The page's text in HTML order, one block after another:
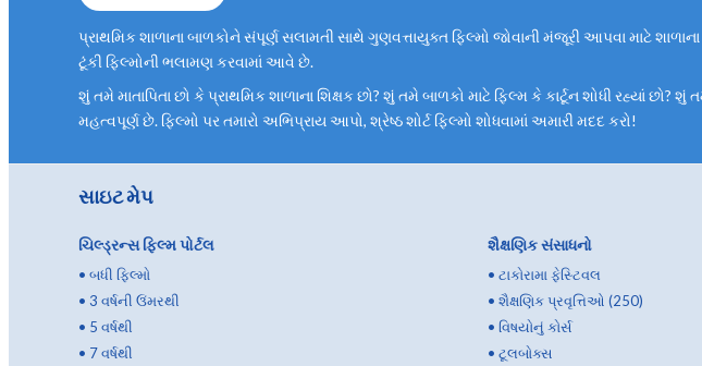
પ્રાથમિક શાળાના બાળકોને સંપૂર્ણ સલામતી સાથે ગુણવત્તાયુક્ત ફિલ્મો જોવાની મંજૂરી આપવા માટે
ટૂંકી ફિલ્મોની ભલામણ કરવામાં આવે છે.
શું તમે માતાપિતા છો કે પ્રાથમિક શાળાના શિક્ષક છો? શું તમે બાળકો માટે ફિલ્મ કે કાર્ટૂન શોધી રહ્યાં છો?
મહત્વપૂર્ણ છે. ફિલ્મો પર તમારો અભિપ્રાય આપો, શ્રેષ્ઠ શોર્ટ ફિલ્મો શોધવામાં અમારી મદદ કરો!
સાઇટ મેપ
ચિલ્ડ્રન્સ ફિલ્મ પોર્ટલ
• બધી ફિલ્મો
• 3 વર્ષની ઉંમરથી
• 5 વર્ષથી
• 7 વર્ષથી
શૈક્ષણિક સંસાધનો
• ટાકોરામા ફેસ્ટિવલ
• શૈક્ષણિક પ્રવૃત્તિઓ (250)
• વિષયોનું કોર્સ
• ટૂલબોક્સ